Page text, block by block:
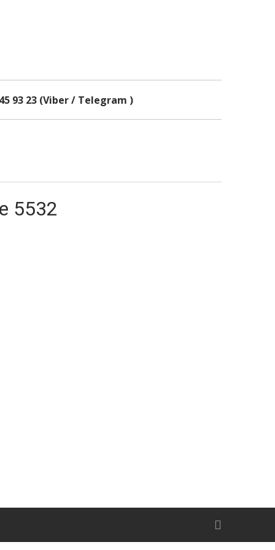
93 23 (Viber / Telegram )
5532